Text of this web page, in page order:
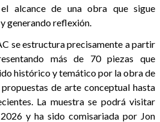
alcance de una obra que sigue
generando reflexión.
se estructura precisamente a partir
más de 70 piezas que
histórico y temático por la obra de
de arte conceptual hasta
La muestra se podrá visitar
y ha sido comisariada por Jon